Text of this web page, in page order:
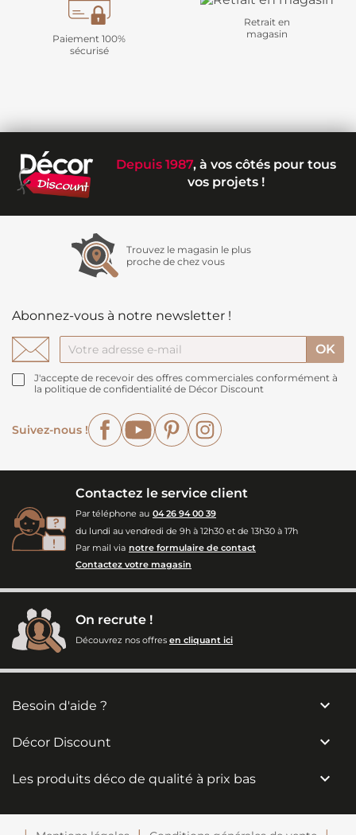
Paiement 100%
sécurisé
Retrait en
magasin
Depuis 1987, à vos côtés pour tous
vos projets !
Trouvez le magasin le plus
proche de chez vous
Abonnez-vous à notre newsletter !
J'accepte de recevoir des offres commerciales conformément à
la politique de confidentialité de Décor Discount
Suivez-nous !
FacebookYouTubePinterest
Contactez le service client
Par téléphone au 04 26 94 00 39
du lundi au vendredi de 9h à 12h30 et de 13h30 à 17h
Par mail via notre formulaire de contact
Contactez votre magasin
On recrute !
Découvrez nos offres en cliquant ici
Besoin d'aide ? 
Décor Discount 
Les produits déco de qualité à prix bas 